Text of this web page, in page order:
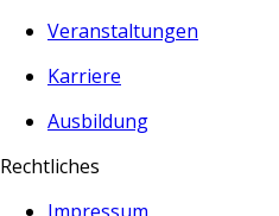
Veranstaltungen
Karriere
Ausbildung
Rechtliches